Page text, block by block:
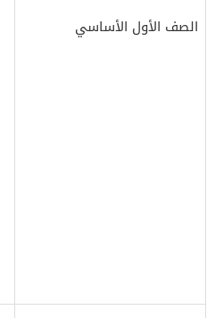
الصف الأول الأساسي